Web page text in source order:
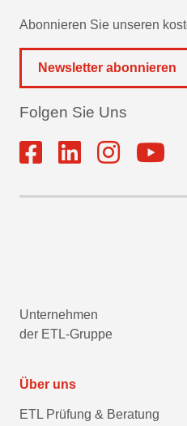
Abonnieren Sie unseren
Newsletter abonnieren
Folgen Sie Uns
Unternehmen
der ETL-Gruppe
Über uns
ETL Prüfung & Beratung